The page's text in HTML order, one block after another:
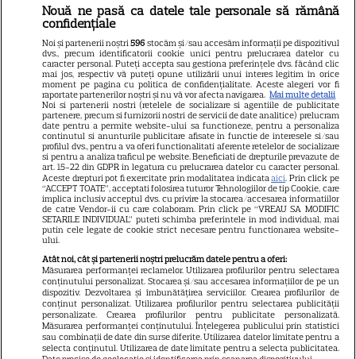
Libertatea
Libertatea pentru femei
GSP
Știri mondene
Avantaje
Elle
Unica
Retete practice
URMĂREȘTE-NE PE
Copyright2026Ringier Romania – Toate Drepturile rezervate
Nouă ne pasă ca datele tale personale să rămână
confidențiale
Noi și partenerii noștri596 stocăm și/sau accesăm informații pe dispozitivul
dvs., precum identificatorii cookie unici pentru prelucrarea datelor cu
caracter personal. Puteți accepta sau gestiona preferințele dvs. făcând clic
mai jos, respectiv vă puteți opune utilizării unui interes legitim în orice
moment pe pagina cu politica de confidențialitate. Aceste alegeri vor fi
raportate partenerilor noștri și nu vă vor afecta navigarea. Mai multe detalii
Noi si partenerii nostri (retelele de socializare si agentiile de publicitate
partenere, precum si furnizorii nostri de servicii de date analitice) prelucram
date pentru a permite website-ului sa functioneze, pentru a personaliza
continutul si anunturile publicitare afisate in functie de interesele si/sau
profilul dvs., pentru a va oferi functionalitati aferente retelelor de socializare
si pentru a analiza traficul pe website. Beneficiati de drepturile prevazute de
art. 15-22 din GDPR in legatura cu prelucrarea datelor cu caracter personal.
Aceste drepturi pot fi exercitate prin modalitatea indicataaici. Prin click pe
“ACCEPT TOATE”, acceptati folosirea tuturor Tehnologiilor de tip Cookie, care
implica inclusiv acceptul dvs. cu privire la stocarea/accesarea informatiilor
de catre Vendor-ii cu care colaboram. Prin click pe “VREAU SA MODIFIC
SETARILE INDIVIDUAL” puteti schimba preferintele in mod individual, mai
putin cele legate de cookie strict necesare pentru functionarea website-
ului.
Atât noi, cât și partenerii noștri prelucrăm datele pentru a oferi:
Măsurarea performanței reclamelor. Utilizarea profilurilor pentru selectarea
conținutului personalizat. Stocarea și/sau accesarea informațiilor de pe un
dispozitiv. Dezvoltarea și îmbunătățirea serviciilor. Crearea profilurilor de
conținut personalizat. Utilizarea profilurilor pentru selectarea publicității
personalizate. Crearea profilurilor pentru publicitate personalizată.
Măsurarea performanței conținutului. Înțelegerea publicului prin statistici
sau combinații de date din surse diferite. Utilizarea datelor limitate pentru a
selecta conținutul. Utilizarea de date limitate pentru a selecta publicitatea.